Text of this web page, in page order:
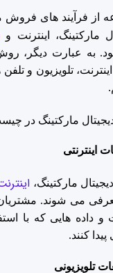
از فرآیند های
مارکتینگ، اینترنت و
عبارت دیگر، روش
تلویزیون و
اینترنتی
مارکتینگ،
می شوند.
و داده هایی که با
کنند.
تلویزیونی